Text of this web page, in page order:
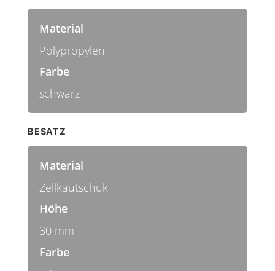
Material
Polypropylen
Farbe
schwarz
BESATZ
Material
Zellkautschuk
Höhe
30 mm
Farbe